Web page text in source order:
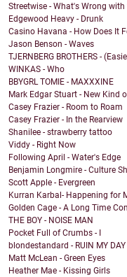
Streetwise - What's Wrong
Edgewood Heavy - Drunk
Casino Havana - How Does It
Jason Benson - Waves
TJERNBERG BROTHERS -
WINKAS - Who
BBYGRL TOMIE - MAXXXINE
Mark Edgar Stuart - New Kind
Casey Frazier - Room to Roam
Casey Frazier - In the Rearview
Shanilee - strawberry tattoo
Viddy - Right Now
Following April - Water's Edge
Benjamin Longmire - Culture
Scott Apple - Evergreen
Kurran Karbal- Happening for
Golden Cage - A Long Time
THE BOY - NOISE MAN
Pocket Full of Crumbs - I
blondestandard - RUIN MY DAY
Matt McLean - Green Eyes
Heather Mae - Kissing Girls